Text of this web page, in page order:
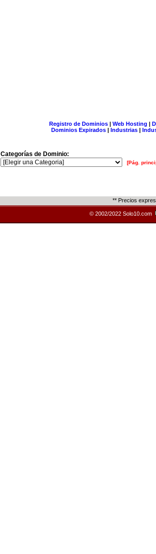
Registro de Dominios| Web Hosting |
Dominios Expirados | Industrias |
Categorías de Dominio:
[Pág.
** Precios
© 2002/2022 Solo10.com